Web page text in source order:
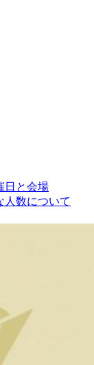
日と会場
人数について